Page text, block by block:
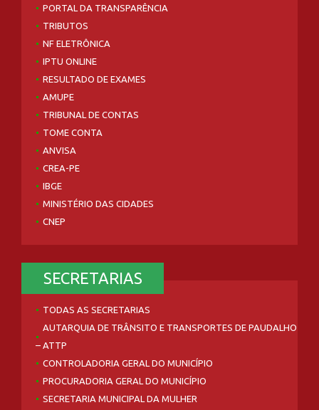
PORTAL DA TRANSPARÊNCIA
TRIBUTOS
NF ELETRÔNICA
IPTU ONLINE
RESULTADO DE EXAMES
AMUPE
TRIBUNAL DE CONTAS
TOME CONTA
ANVISA
CREA-PE
IBGE
MINISTÉRIO DAS CIDADES
CNEP
SECRETARIAS
TODAS AS SECRETARIAS
AUTARQUIA DE TRÂNSITO E TRANSPORTES DE PAUDALHO
– ATTP
CONTROLADORIA GERAL DO MUNICÍPIO
PROCURADORIA GERAL DO MUNICÍPIO
SECRETARIA MUNICIPAL DA MULHER